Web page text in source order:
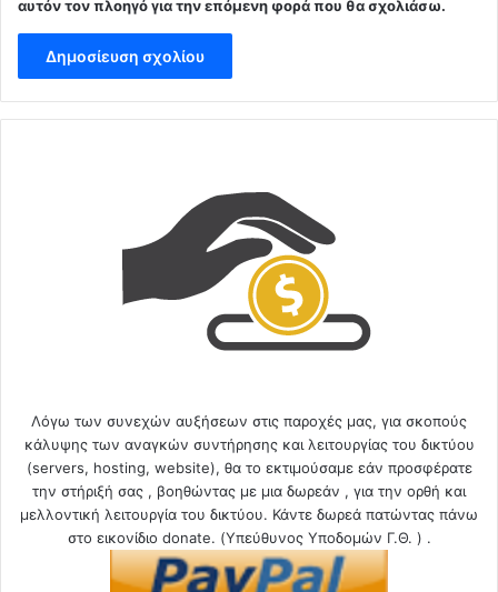
αυτόν τον πλοηγό για την επόμενη φορά που θα σχολιάσω.
Λόγω των συνεχών αυξήσεων στις παροχές μας, για σκοπούς
κάλυψης των αναγκών συντήρησης και λειτουργίας του δικτύου
(servers, hosting, website), θα το εκτιμούσαμε εάν προσφέρατε
την στήριξή σας , βοηθώντας με μια δωρεάν , για την ορθή και
μελλοντική λειτουργία του δικτύου. Κάντε δωρεά πατώντας πάνω
στο εικονίδιο donate. (Υπεύθυνος Υποδομών Γ.Θ. ) .